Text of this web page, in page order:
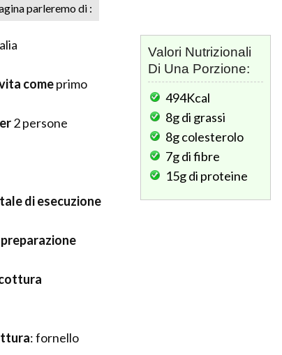
parleremo di :
comeprimo
2persone
di esecuzione
:fornello
Valori Nutrizionali
Di Una Porzione:
494Kcal
8gdi grassi
8gcolesterolo
7gdi fibre
15gdi proteine